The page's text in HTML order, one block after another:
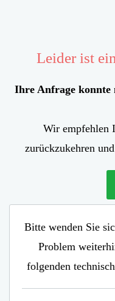
Leider ist
Ihre Anfrage konnte
Wir empfehlen
zurückzukehren
Bitte wenden Sie
Problem
folgenden